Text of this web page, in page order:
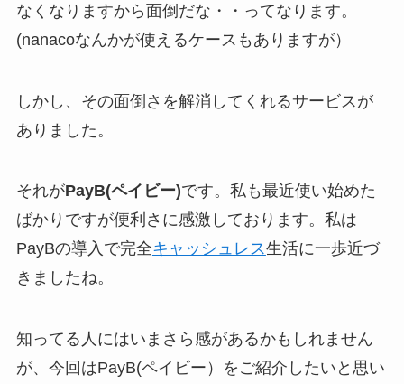
なくなりますから面倒だな・・ってなります。
(nanacoなんかが使えるケースもありますが）
しかし、その面倒さを解消してくれるサービスが
ありました。
それがPayB(ペイビー)です。私も最近使い始めた
ばかりですが便利さに感激しております。私は
PayBの導入で完全キャッシュレス生活に一歩近づ
きましたね。
知ってる人にはいまさら感があるかもしれません
が、今回はPayB(ペイビー）をご紹介したいと思い